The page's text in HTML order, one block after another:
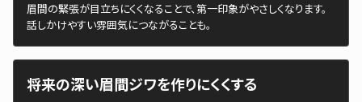
眉間の緊張が目立ちにくくなることで、第一印象がやさしくなります。
話しかけやすい雰囲気につながることも。
将来の深い眉間ジワを作りにくくする